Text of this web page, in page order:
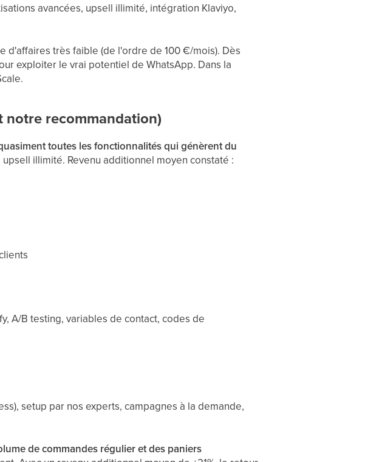
avancées, upsell illimité, intégration Klaviyo,
très faible (de l'ordre de 100 €/mois). Dès
exploiter le vrai potentiel de WhatsApp. Dans la
notre recommandation)
toutes les fonctionnalités qui génèrent du
illimité. Revenu additionnel moyen constaté :
A/B testing, variables de contact, codes de
setup par nos experts, campagnes à la demande,
de commandes régulier et des paniers